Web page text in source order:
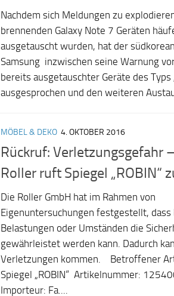
Nachdem sich Meldungen zu
brennenden Galaxy Note 7 Geräten
ausgetauscht wurden, hat der
Samsung inzwischen seine Warnung
bereits ausgetauschter Geräte des Typs
ausgesprochen und den weiteren
MÖBEL & DEKO 4. OKTOBER 2016
Rückruf: Verletzungsgefahr
Roller ruft Spiegel „ROBIN“
Die Roller GmbH hat im Rahmen von
Eigenuntersuchungen festgestellt,
Belastungen oder Umständen die
gewährleistet werden kann. Dadurch
Verletzungen kommen. Betroffener
Spiegel „ROBIN“ Artikelnummer:
Importeur: Fa....